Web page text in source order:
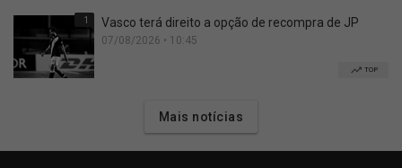
1 Vasco terá direito a opção de recompra de JP
07/08/2026 • 10:45
TOP
Mais notícias